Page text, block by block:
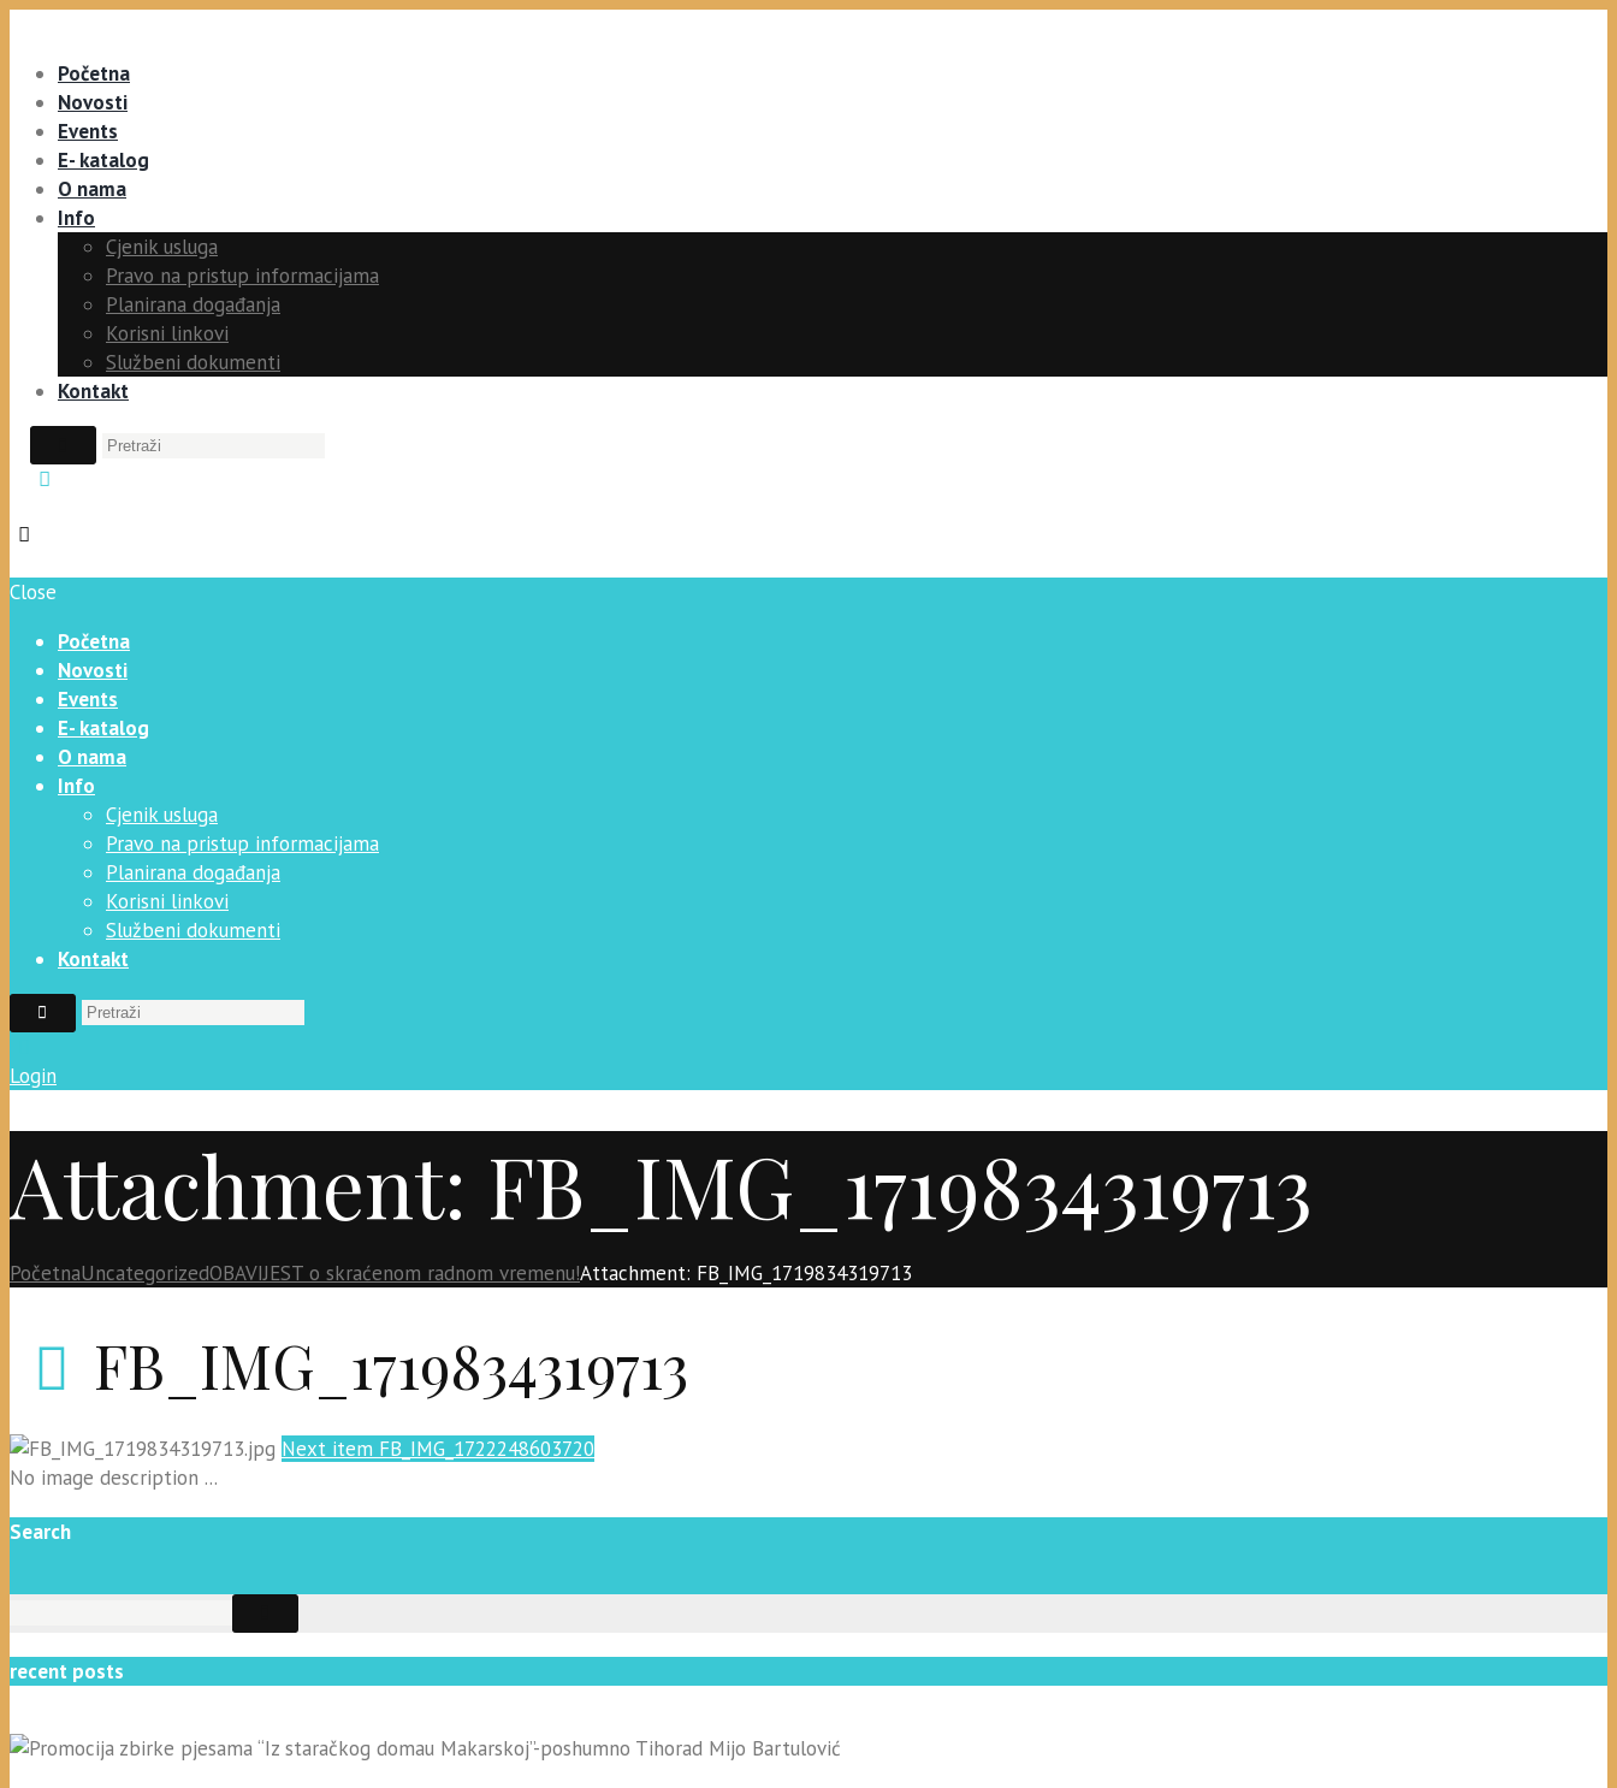
Početna
Novosti
Events
E- katalog
O nama
Info
Cjenik usluga
Pravo na pristup informacijama
Planirana događanja
Korisni linkovi
Službeni dokumenti
Kontakt
Close
Početna
Novosti
Events
E- katalog
O nama
Info
Cjenik usluga
Pravo na pristup informacijama
Planirana događanja
Korisni linkovi
Službeni dokumenti
Kontakt
Login
Attachment: FB_IMG_1719834319713
PočetnaUncategorizedOBAVIJEST o skraćenom radnom vremenu!Attachment: FB_IMG_1719834319713
FB_IMG_1719834319713
Next item FB_IMG_1722248603720
No image description ...
Search
recent posts